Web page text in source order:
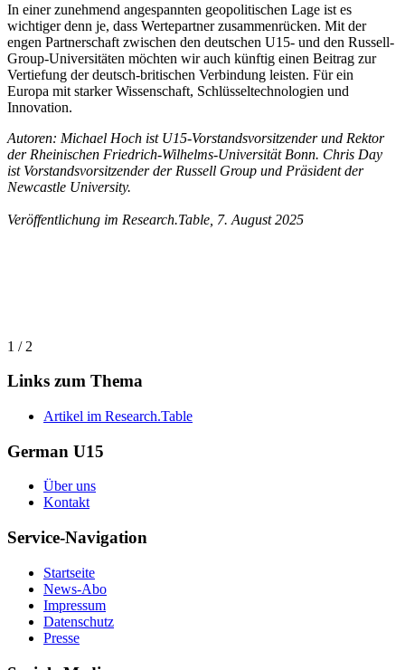
In einer zunehmend angespannten geopolitischen Lage ist es
wichtiger denn je, dass Wertepartner zusammenrücken. Mit der
engen Partnerschaft zwischen den deutschen U15- und den Russell-
Group-Universitäten möchten wir auch künftig einen Beitrag zur
Vertiefung der deutsch-britischen Verbindung leisten. Für ein
Europa mit starker Wissenschaft, Schlüsseltechnologien und
Innovation.
Autoren: Michael Hoch ist U15-Vorstandsvorsitzender und Rektor
der Rheinischen Friedrich-Wilhelms-Universität Bonn. Chris Day
ist Vorstandsvorsitzender der Russell Group und Präsident der
Newcastle University.
Veröffentlichung im Research.Table, 7. August 2025
1 / 2
Links zum Thema
Artikel im Research.Table
German U15
Über uns
Kontakt
Service-Navigation
Startseite
News-Abo
Impressum
Datenschutz
Presse